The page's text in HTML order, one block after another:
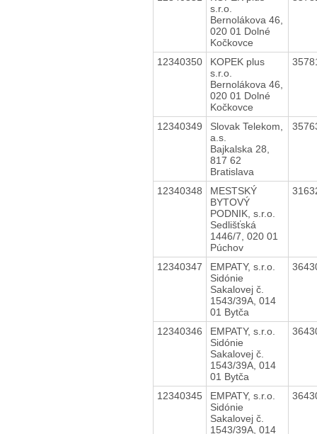
s.r.o.
Bernolákova 46,
020 01 Dolné
Kočkovce
12340350
KOPEK plus
s.r.o.
Bernolákova 46,
020 01 Dolné
Kočkovce
12340349
Slovak Telekom,
a.s.
Bajkalska 28,
817 62
Bratislava
12340348
MESTSKÝ
BYTOVÝ
PODNIK, s.r.o.
Sedlišťská
1446/7, 020 01
Púchov
12340347
EMPATY, s.r.o.
Sidónie
Sakalovej č.
1543/39A, 014
01 Bytča
12340346
EMPATY, s.r.o.
Sidónie
Sakalovej č.
1543/39A, 014
01 Bytča
12340345
EMPATY, s.r.o.
Sidónie
Sakalovej č.
1543/39A, 014